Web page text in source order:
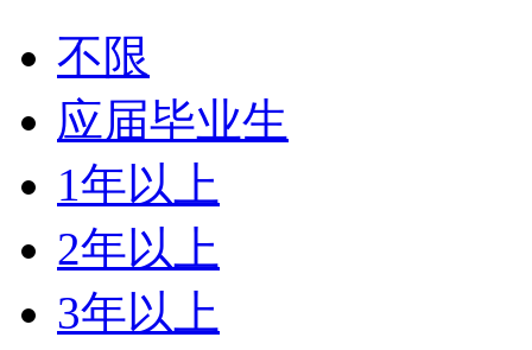
不限
应届毕业生
1年以上
2年以上
3年以上